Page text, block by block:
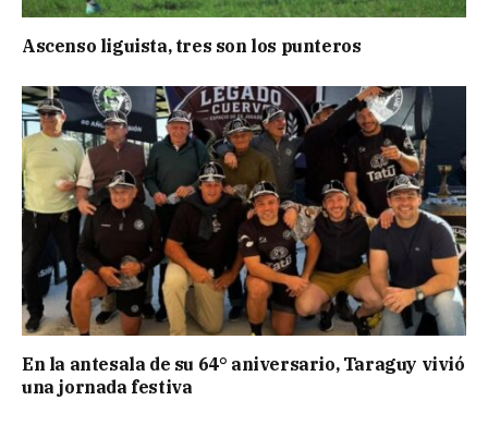
Ascenso liguista, tres son los punteros
En la antesala de su 64° aniversario, Taraguy vivió
una jornada festiva